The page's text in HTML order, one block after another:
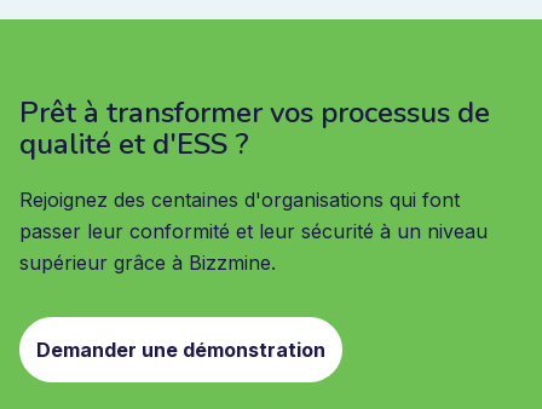
Prêt à transformer vos processus de
qualité et d'ESS ?
Rejoignez des centaines d'organisations qui font
passer leur conformité et leur sécurité à un niveau
supérieur grâce à Bizzmine.
Demander une démonstration